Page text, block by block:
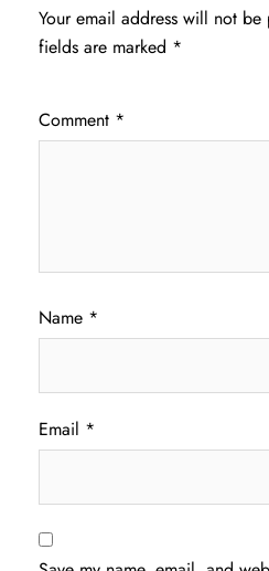
Your email address will not be
fields are marked *
Comment *
Name *
Email *